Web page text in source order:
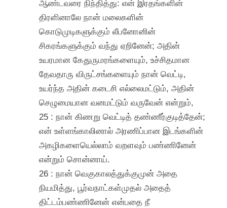
ஆண்டவரை நிந்தித்து: என் இரதங்களின்
திரளினாலே நான் மலைகளின்
கொடுமுடிகளுக்கும் லீபனோனின்
சிகரங்களுக்கும் வந்து ஏறினேன்; அதின்
உயரமான கேதுருமரங்களையும், உச்சிதமான
தேவதாரு விருட்சங்களையும் நான் வெட்டி,
உயர்ந்த அதின் கடைசி எல்லைமட்டும், அதின்
செழுமையான வனமட்டும் வருவேன் என்றும்,
25 : நான் கிணறு வெட்டித் தண்ணீர்குடித்தேன்;
என் உள்ளங்காலினால் அரணிப்பான இடங்களின்
அகழிகளையெல்லாம் வறளவும் பண்ணினேன்
என்றும் சொன்னாய்.
26 : நான் வெகுகாலத்துக்குமுன் அதை
நியமித்து, பூர்வநாட்கள்முதல் அதைத்
திட்டம்பண்ணினேன் என்பதை நீ